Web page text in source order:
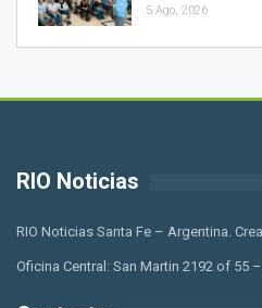
5 Ago, 2026
RIO Noticias
RIO Noticias Santa Fe – Argentina.
Oficina Central: San Martin 2192 of 55